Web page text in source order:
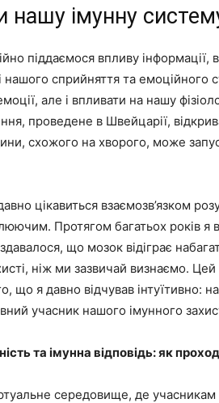
нашу імунну
піддаємося впливу інформації,
нашого сприйняття та емоційного
але і впливати на нашу
проведене в Швейцарії,
схожого на хворого, може
цікавиться взаємозв’язком
Протягом багатьох років я
що мозок відіграє
ніж ми зазвичай визнаємо.
що я давно відчував інтуїтивно:
учасник нашого імунного
та імунна відповідь: як
середовище, де учасникам